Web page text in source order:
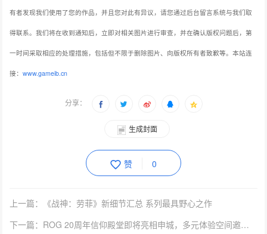
有者发现我们使用了您的作品，并且您对此有异议，请您通过后台留言系统与我们取
得联系。我们将在收到通知后，立即对相关图片进行审查，并在确认版权问题后，第
一时间采取相应的处理措施，包括但不限于删除图片、向版权所有者致歉等。本站连
接：www.gameib.cn
分享：
生成封面
赞 0
上一篇：《战神：劳菲》新细节汇总 系列最具野心之作
下一篇：ROG 20周年信仰殿堂即将亮相申城，多元体验空间邀玩家共赴信仰之约